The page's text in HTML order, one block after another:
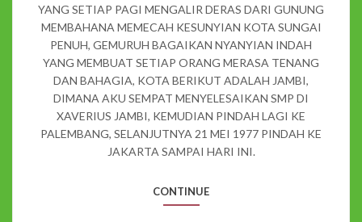
YANG SETIAP PAGI MENGALIR DERAS DARI GUNUNG
MEMBAHANA MEMECAH KESUNYIAN KOTA SUNGAI
PENUH, GEMURUH BAGAIKAN NYANYIAN INDAH
YANG MEMBUAT SETIAP ORANG MERASA TENANG
DAN BAHAGIA, KOTA BERIKUT ADALAH JAMBI,
DIMANA AKU SEMPAT MENYELESAIKAN SMP DI
XAVERIUS JAMBI, KEMUDIAN PINDAH LAGI KE
PALEMBANG, SELANJUTNYA 21 MEI 1977 PINDAH KE
JAKARTA SAMPAI HARI INI.
CONTINUE